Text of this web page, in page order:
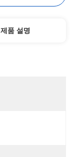
제품 설명